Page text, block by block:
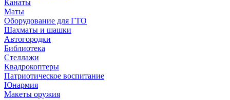
Канаты
Маты
Оборудование для ГТО
Шахматы и шашки
Автогородки
Библиотека
Стеллажи
Квадрокоптеры
Патриотическое воспитание
Юнармия
Макеты оружия